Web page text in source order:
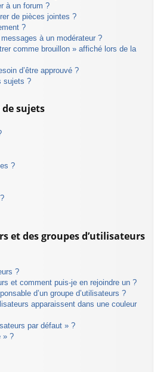
à un forum ?
de pièces jointes ?
?
à un modérateur ?
comme brouillon » affiché lors de la
d’être approuvé ?
sujets ?
sujets
?
et des groupes d’utilisateurs
?
et comment puis-je en rejoindre un ?
d’un groupe d’utilisateurs ?
apparaissent dans une couleur
par défaut » ?
» ?